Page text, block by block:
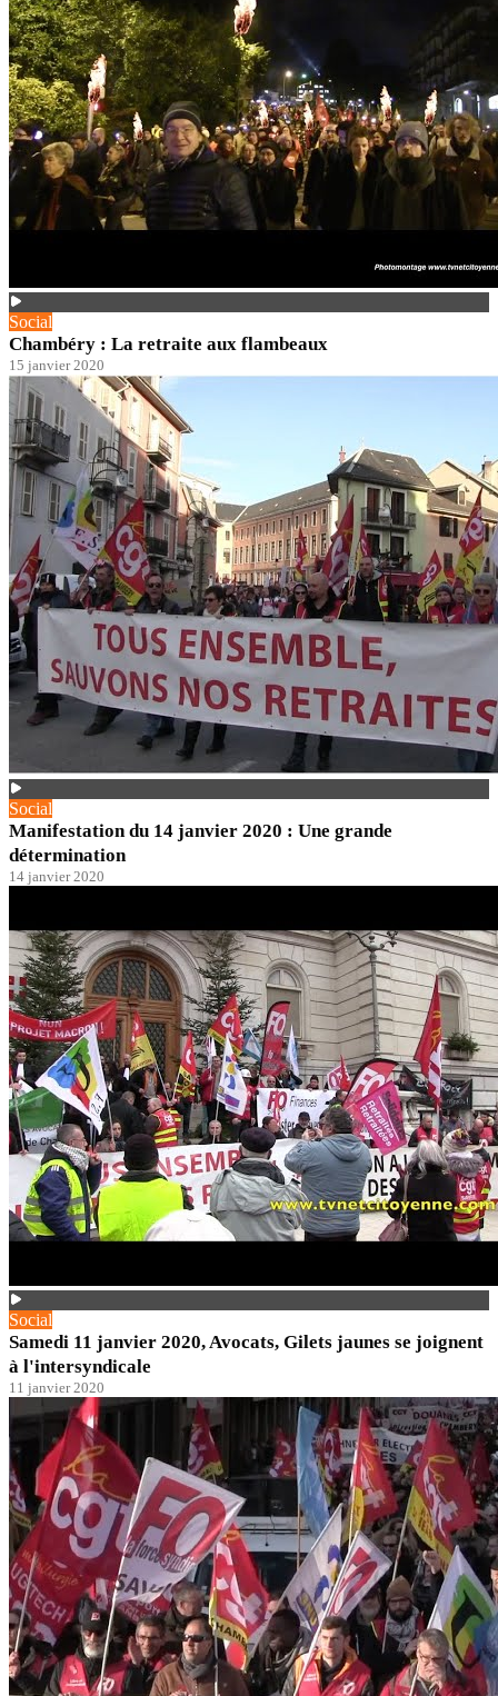
Social
Chambéry : La retraite aux flambeaux
15 janvier 2020
Social
Manifestation du 14 janvier 2020 : Une grande
détermination
14 janvier 2020
Social
Samedi 11 janvier 2020, Avocats, Gilets jaunes se joignent
à l'intersyndicale
11 janvier 2020